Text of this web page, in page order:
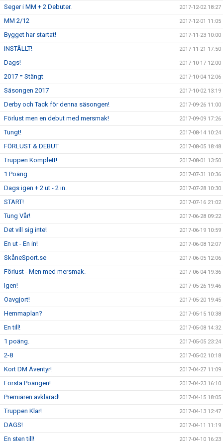
Seger i MM + 2 Debuter. 2017-12-02 18:27
MM 2/12 2017-12-01 11:05
Bygget har startat! 2017-11-23 10:00
INSTÄLLT! 2017-11-21 17:50
Dags! 2017-10-17 12:00
2017 = Stängt 2017-10-04 12:06
Säsongen 2017 2017-10-02 13:19
Derby och Tack för denna säsongen! 2017-09-26 11:00
Förlust men en debut med mersmak! 2017-09-09 17:26
Tungt! 2017-08-14 10:24
FÖRLUST & DEBUT 2017-08-05 18:48
Truppen Komplett! 2017-08-01 13:50
1 Poäng 2017-07-31 10:36
Dags igen + 2 ut - 2 in. 2017-07-28 10:30
START! 2017-07-16 21:02
Tung Vår! 2017-06-28 09:22
Det vill sig inte! 2017-06-19 10:59
En ut - En in! 2017-06-08 12:07
SkåneSport.se 2017-06-05 12:06
Förlust - Men med mersmak. 2017-06-04 19:36
Igen! 2017-05-26 19:46
Oavgjort! 2017-05-20 19:45
Hemmaplan? 2017-05-15 10:38
En till! 2017-05-08 14:32
1 poäng. 2017-05-05 23:24
2-8 2017-05-02 10:18
Kort DM Äventyr! 2017-04-27 11:09
Första Poängen! 2017-04-23 16:10
Premiären avklarad! 2017-04-15 18:05
Truppen Klar! 2017-04-13 12:47
DAGS! 2017-04-11 11:19
En sten till! 2017-04-10 16:23